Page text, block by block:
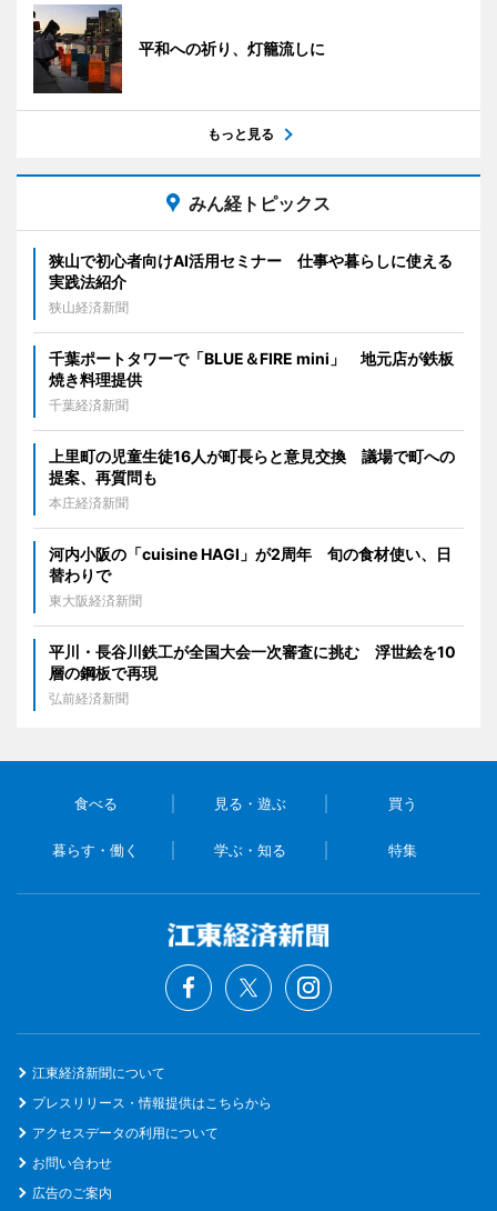
平和への祈り、灯籠流しに
もっと見る
みん経トピックス
狭山で初心者向けAI活用セミナー 仕事や暮らしに使える
実践法紹介
狭山経済新聞
千葉ポートタワーで「BLUE＆FIRE mini」 地元店が鉄板
焼き料理提供
千葉経済新聞
上里町の児童生徒16人が町長らと意見交換 議場で町への
提案、再質問も
本庄経済新聞
河内小阪の「cuisine HAGI」が2周年 旬の食材使い、日
替わりで
東大阪経済新聞
平川・長谷川鉄工が全国大会一次審査に挑む 浮世絵を10
層の鋼板で再現
弘前経済新聞
食べる 見る・遊ぶ 買う
暮らす・働く 学ぶ・知る 特集
江東経済新聞について
プレスリリース・情報提供はこちらから
アクセスデータの利用について
お問い合わせ
広告のご案内